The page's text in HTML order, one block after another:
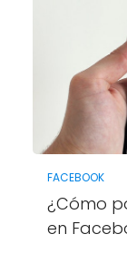
FACEBOOK
¿Cómo
en